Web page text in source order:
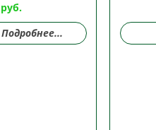
Подробнее...